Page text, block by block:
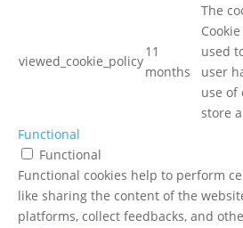
viewed_cookie_policy
11
months
The
used
user
use of
store
Functional
Functional
Functional cookies help to perform
like sharing the content of the
platforms, collect feedbacks, and